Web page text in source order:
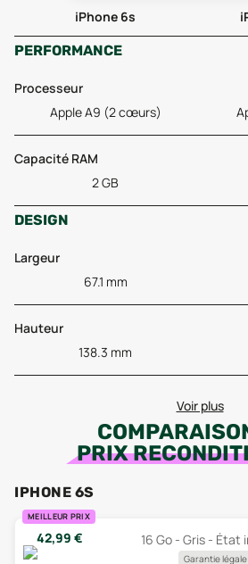
iPhone 6s
PERFORMANCE
Processeur
Apple A9 (2 cœurs)
Capacité RAM
2 GB
DESIGN
Largeur
67.1 mm
Hauteur
138.3 mm
Voir plus
PRIX
IPHONE 6S
MEILLEUR PRIX
42,99 € 16 Go - Gris - État
Garantie légale